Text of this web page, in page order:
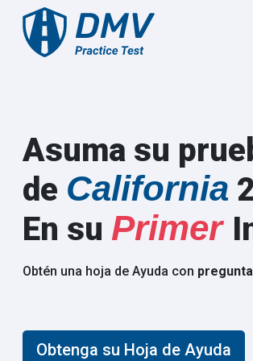
Asuma su
de California
En su Primer
Obtén una hoja de Ayuda con
Obtenga su Hoja de Ayuda